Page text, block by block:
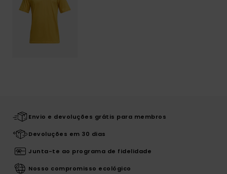
Envio e devoluções grátis para membros
Devoluções em 30 dias
Junta-te ao programa de fidelidade
Nosso compromisso ecológico